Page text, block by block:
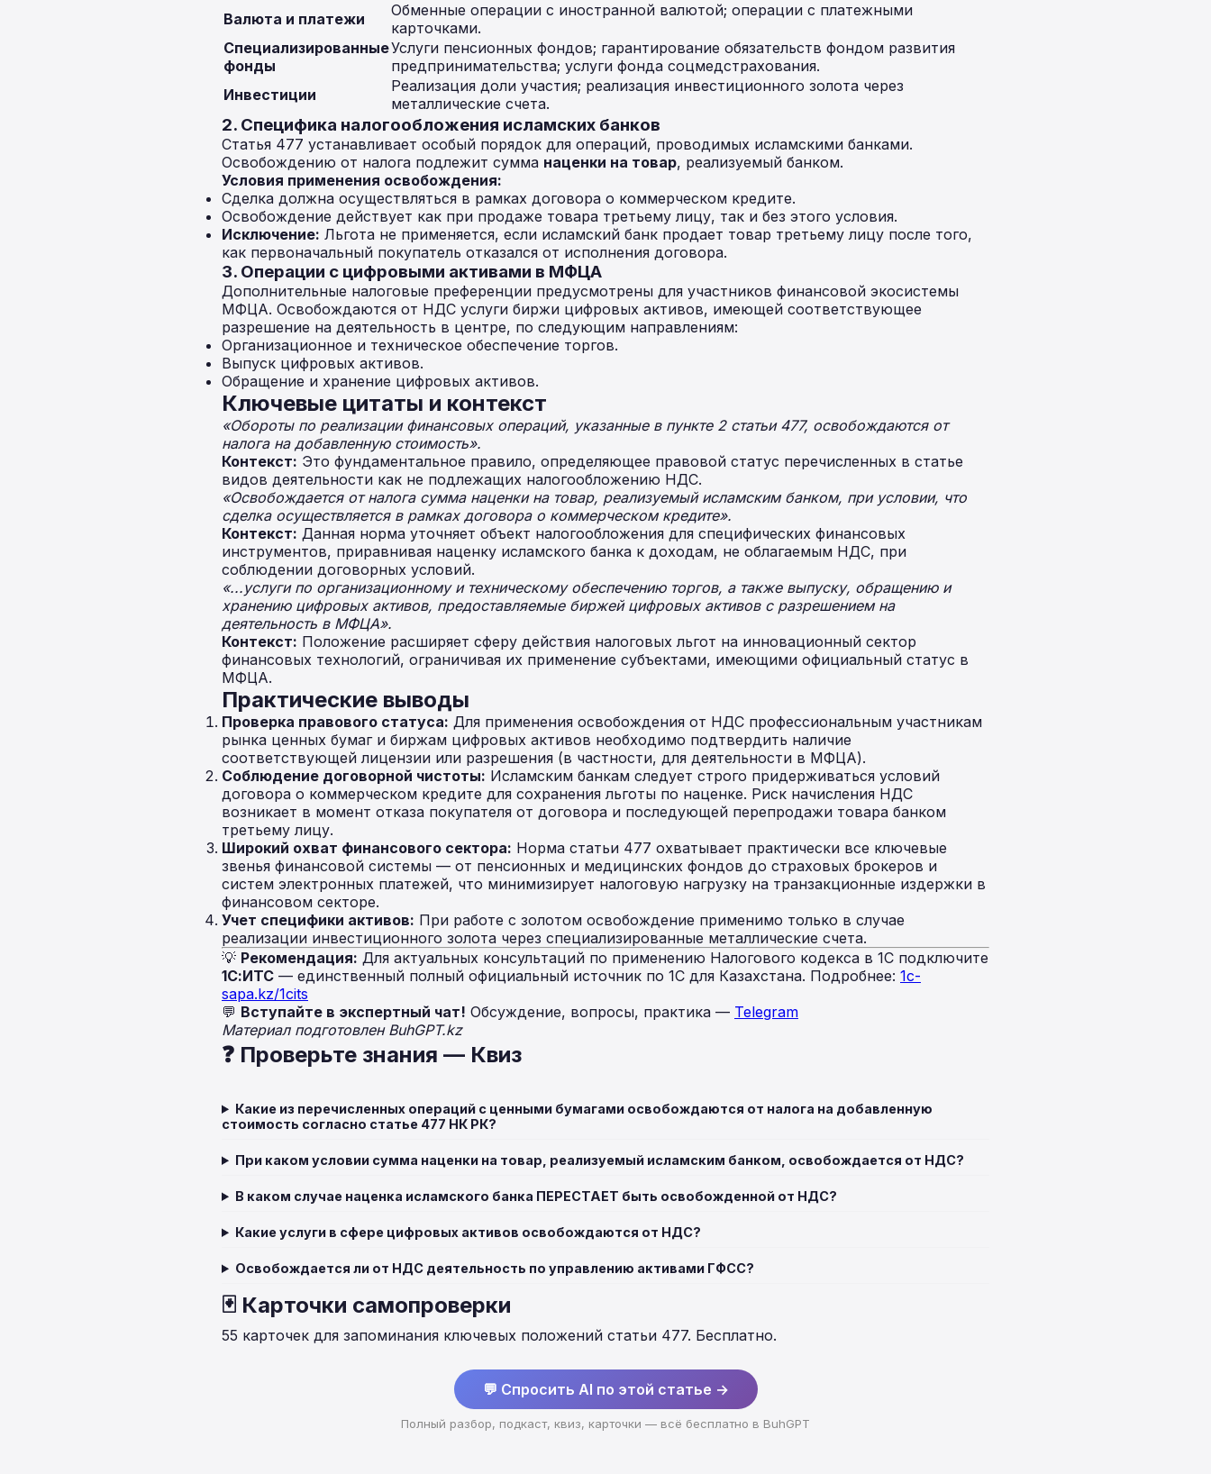
Валюта и платежи
Обменные операции с иностранной валютой; операции с платежными
карточками.
Специализированные
фонды
Услуги пенсионных фондов; гарантирование обязательств фондом развития
предпринимательства; услуги фонда соцмедстрахования.
Инвестиции
Реализация доли участия; реализация инвестиционного золота через
металлические счета.
2. Специфика налогообложения исламских банков
Статья 477 устанавливает особый порядок для операций, проводимых исламскими банками.
Освобождению от налога подлежит сумма наценки на товар, реализуемый банком.
Условия применения освобождения:
Сделка должна осуществляться в рамках договора о коммерческом кредите.
Освобождение действует как при продаже товара третьему лицу, так и без этого условия.
Исключение: Льгота не применяется, если исламский банк продает товар третьему лицу после того,
как первоначальный покупатель отказался от исполнения договора.
3. Операции с цифровыми активами в МФЦА
Дополнительные налоговые преференции предусмотрены для участников финансовой экосистемы
МФЦА. Освобождаются от НДС услуги биржи цифровых активов, имеющей соответствующее
разрешение на деятельность в центре, по следующим направлениям:
Организационное и техническое обеспечение торгов.
Выпуск цифровых активов.
Обращение и хранение цифровых активов.
Ключевые цитаты и контекст
«Обороты по реализации финансовых операций, указанные в пункте 2 статьи 477, освобождаются от
налога на добавленную стоимость».
Контекст: Это фундаментальное правило, определяющее правовой статус перечисленных в статье
видов деятельности как не подлежащих налогообложению НДС.
«Освобождается от налога сумма наценки на товар, реализуемый исламским банком, при условии, что
сделка осуществляется в рамках договора о коммерческом кредите».
Контекст: Данная норма уточняет объект налогообложения для специфических финансовых
инструментов, приравнивая наценку исламского банка к доходам, не облагаемым НДС, при
соблюдении договорных условий.
«...услуги по организационному и техническому обеспечению торгов, а также выпуску, обращению и
хранению цифровых активов, предоставляемые биржей цифровых активов с разрешением на
деятельность в МФЦА».
Контекст: Положение расширяет сферу действия налоговых льгот на инновационный сектор
финансовых технологий, ограничивая их применение субъектами, имеющими официальный статус в
МФЦА.
Практические выводы
Проверка правового статуса: Для применения освобождения от НДС профессиональным участникам
рынка ценных бумаг и биржам цифровых активов необходимо подтвердить наличие
соответствующей лицензии или разрешения (в частности, для деятельности в МФЦА).
Соблюдение договорной чистоты: Исламским банкам следует строго придерживаться условий
договора о коммерческом кредите для сохранения льготы по наценке. Риск начисления НДС
возникает в момент отказа покупателя от договора и последующей перепродажи товара банком
третьему лицу.
Широкий охват финансового сектора: Норма статьи 477 охватывает практически все ключевые
звенья финансовой системы — от пенсионных и медицинских фондов до страховых брокеров и
систем электронных платежей, что минимизирует налоговую нагрузку на транзакционные издержки в
финансовом секторе.
Учет специфики активов: При работе с золотом освобождение применимо только в случае
реализации инвестиционного золота через специализированные металлические счета.
💡 Рекомендация: Для актуальных консультаций по применению Налогового кодекса в 1С подключите
1С:ИТС — единственный полный официальный источник по 1С для Казахстана. Подробнее: 1c-
sapa.kz/1cits
💬 Вступайте в экспертный чат! Обсуждение, вопросы, практика — Telegram
Материал подготовлен BuhGPT.kz
❓ Проверьте знания — Квиз
Какие из перечисленных операций с ценными бумагами освобождаются от налога на добавленную
стоимость согласно статье 477 НК РК?
При каком условии сумма наценки на товар, реализуемый исламским банком, освобождается от НДС?
В каком случае наценка исламского банка ПЕРЕСТАЕТ быть освобожденной от НДС?
Какие услуги в сфере цифровых активов освобождаются от НДС?
Освобождается ли от НДС деятельность по управлению активами ГФСС?
🃏 Карточки самопроверки
55 карточек для запоминания ключевых положений статьи 477. Бесплатно.
💬 Спросить AI по этой статье →
Полный разбор, подкаст, квиз, карточки — всё бесплатно в BuhGPT